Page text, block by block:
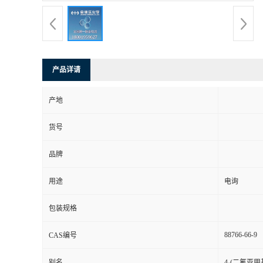
产品详请
产地
货号
品牌
用途 电询
包装规格
CAS编号 88766-66-9